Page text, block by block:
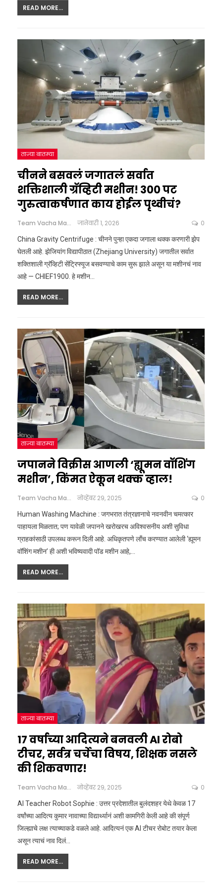
READ MORE...
ताज्या बातम्या
चीनने बसवलं जगातलं सर्वात
शक्तिशाली ग्रॅव्हिटी मशीन! 300 पट
गुरुत्वाकर्षणात काय होईल पृथ्वीचं?
Team Vacha Marathi जानेवारी 1, 2026 0
China Gravity Centrifuge : चीनने पुन्हा एकदा जगाला थक्क करणारी झेप
घेतली आहे. झेजियांग विद्यापीठात (Zhejiang University) जगातील सर्वात
शक्तिशाली ग्रॅव्हिटी सेंट्रिफ्यूज बसवण्याचे काम सुरू झाले असून या मशीनचं नाव
आहे — CHIEF1900. हे मशीन
READ MORE...
ताज्या बातम्या
जपानने विक्रीस आणली ‘ह्यूमन वॉशिंग
मशीन’, किंमत ऐकून थक्क व्हाल!
Team Vacha Marathi नोव्हेंबर 29, 2025 0
Human Washing Machine : जगभरात तंत्रज्ञानाचे नवनवीन चमत्कार
पाहायला मिळतात; पण यावेळी जपानने खरोखरच अविश्वसनीय अशी सुविधा
ग्राहकांसाठी उपलब्ध करून दिली आहे. अधिकृतपणे लाँच करण्यात आलेली ‘ह्यूमन
वॉशिंग मशीन’ ही अशी भविष्यवादी पॉड मशीन आहे,
READ MORE...
ताज्या बातम्या
17 वर्षाच्या आदित्यने बनवली AI रोबो
टीचर, सर्वत्र चर्चेचा विषय, शिक्षक नसले
की शिकवणार!
Team Vacha Marathi नोव्हेंबर 29, 2025 0
AI Teacher Robot Sophie : उत्तर प्रदेशातील बुलंदशहर येथे केवळ 17
वर्षांच्या आदित्य कुमार नावाच्या विद्यार्थ्यानं अशी कामगिरी केली आहे की संपूर्ण
जिल्ह्याचे लक्ष त्याच्याकडे वळले आहे. आदित्यनं एक AI टीचर रोबोट तयार केला
असून त्याचं नाव दिलं…
READ MORE...